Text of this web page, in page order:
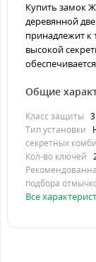
Купить замок
деревянной
принадлежит
высокой
Общие
Класс защиты 3
Тип установки
секретных
Кол-во ключей
подбора
Все